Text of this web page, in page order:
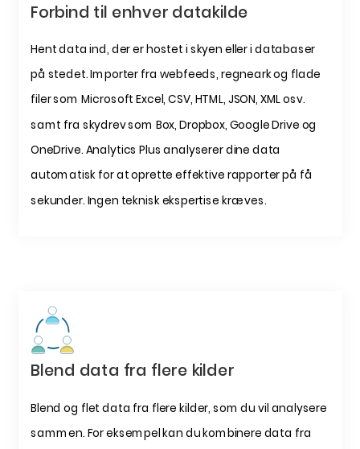
Forbind til enhver datakilde
Hent data ind, der er hostet i skyen eller i databaser
på stedet. Importer fra webfeeds, regneark og flade
filer som Microsoft Excel, CSV, HTML, JSON, XML osv.
samt fra skydrev som Box, Dropbox, Google Drive og
OneDrive. Analytics Plus analyserer dine data
automatisk for at oprette effektive rapporter på få
sekunder. Ingen teknisk ekspertise kræves.
Blend data fra flere kilder
Blend og flet data fra flere kilder, som du vil analysere
sammen. For eksempel kan du kombinere data fra